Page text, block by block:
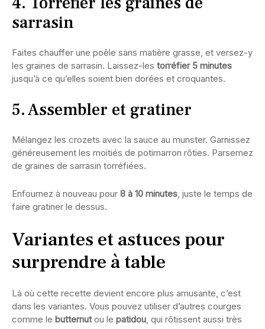
sarrasin
Faites chauffer une poêle sans matière grasse, et versez-y
les graines de sarrasin. Laissez-les torréfier 5 minutes
jusqu’à ce qu’elles soient bien dorées et croquantes.
5. Assembler et gratiner
Mélangez les crozets avec la sauce au munster. Garnissez
généreusement les moitiés de potimarron rôties. Parsemez
de graines de sarrasin torréfiées.
Enfournez à nouveau pour 8 à 10 minutes , juste le temps de
faire gratiner le dessus.
Variantes et astuces pour
surprendre à table
Là où cette recette devient encore plus amusante, c’est
dans les variantes. Vous pouvez utiliser d’autres courges
comme le butternutou le patidou , qui rôtissent aussi très